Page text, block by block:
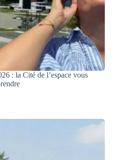
: la Cité de l’espace vous